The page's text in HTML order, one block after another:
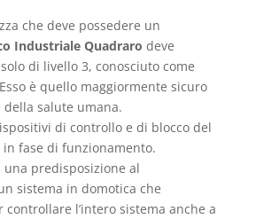
che deve possedere un
Industriale Quadraro deve
di livello 3, conosciuto come
è quello maggiormente sicuro
salute umana.
di controllo e di blocco del
fase di funzionamento.
predisposizione al
sistema in domotica che
l’intero sistema anche a